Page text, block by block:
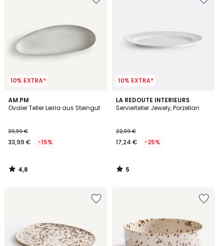
10% EXTRA*
AM.PM
Ovaler Teller Leiria aus Steingut
39,99 €
33,99 € -15%
4,8
/ 5
4,8
/
10% EXTRA*
LA REDOUTE INTERIEURS
Servierteller Jewely, Porzellan
22,99 €
17,24 € -25%
5
/
5
/